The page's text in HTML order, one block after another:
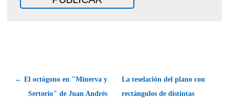
← El octógono en "Minerva y
Sertorio" de Juan Andrés
La teselación del plano con
rectángulos de distintas